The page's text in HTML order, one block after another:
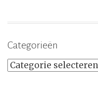
Categorieën
Categorieën